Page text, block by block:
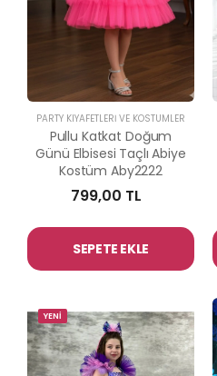
PARTY KIYAFETLERİ VE KOSTÜMLER
Pullu Katkat Doğum
Günü Elbisesi Taçlı Abiye
Kostüm Aby2222
799,00 TL
SEPETE EKLE
YENİ